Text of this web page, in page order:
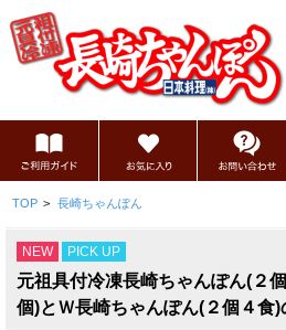
TOP > 長崎ちゃんぽん
NEW PICK UP
元祖具付冷凍長崎ちゃんぽん(２
個)とＷ長崎ちゃんぽん(２個４食